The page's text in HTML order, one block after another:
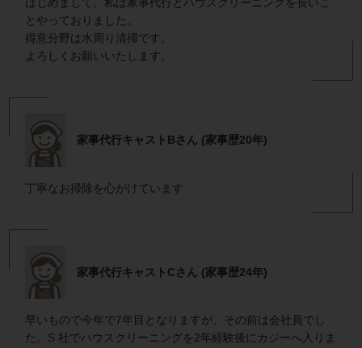
とやっておりました。
得意分野は水周り清掃です。
よろしくお願いいたします。
家事代行キャストBさん (家事歴20年)
丁寧なお掃除を心がけています
家事代行キャストCさん (家事歴24年)
早いもので今年で7年目となりますが、その前は会社員でし
た。S 社でハウスクリーニングを2年経験後にカジーへ入りま